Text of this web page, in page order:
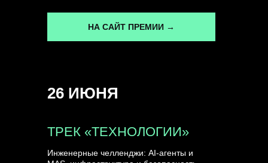
26 ИЮНЯ
Инженерные челленджи: AI-агенты и
ТРЕК «ТЕХНОЛОГИИ»
НА САЙТ ПРЕМИИ →